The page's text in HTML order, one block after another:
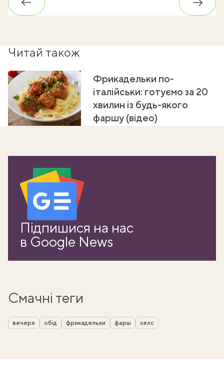
Назад
Читай також
Фрикадельки по-
італійськи: готуємо за 20
хвилин із будь-якого
фаршу (відео)
Підпишися на нас
в Google News
Смачні теги
вечеря обід фрикадельки фарш хелс